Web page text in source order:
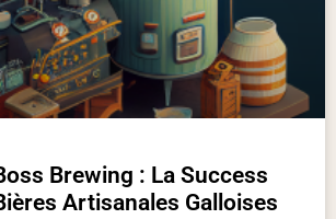
Brewing : La Success
Artisanales Galloises